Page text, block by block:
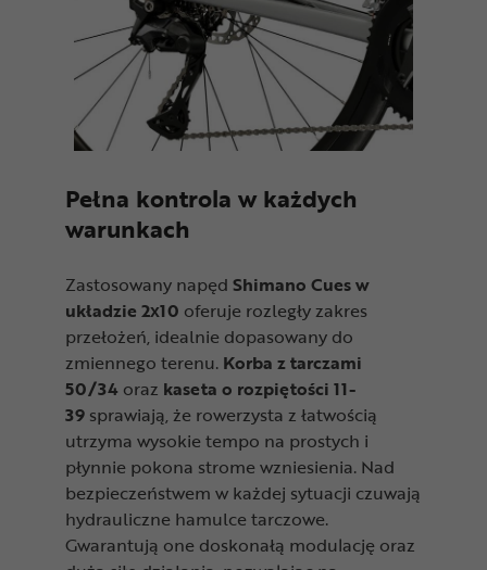
Pełna kontrola w każdych
warunkach
Zastosowany napęd Shimano Cues w
układzie 2x10 oferuje rozległy zakres
przełożeń, idealnie dopasowany do
zmiennego terenu. Korba z tarczami
50/34 oraz kaseta o rozpiętości 11-
39 sprawiają, że rowerzysta z łatwością
utrzyma wysokie tempo na prostych i
płynnie pokona strome wzniesienia. Nad
bezpieczeństwem w każdej sytuacji czuwają
hydrauliczne hamulce tarczowe.
Gwarantują one doskonałą modulację oraz